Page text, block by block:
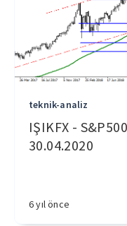
teknik-analiz
IŞIKFX -
30.04.2020
6 yıl önce